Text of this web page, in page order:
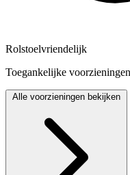
Rolstoelvriendelijk
Toegankelijke
Alle voorzieningen bekijken